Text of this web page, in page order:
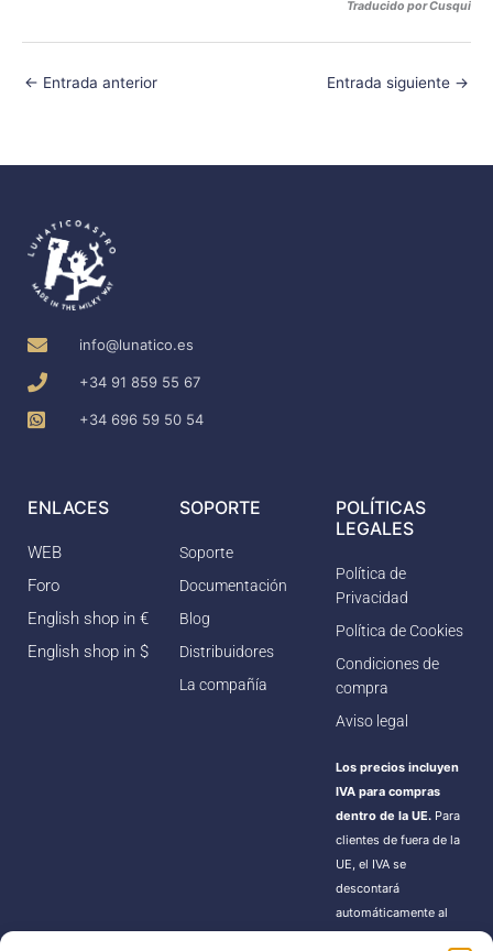
Traducido por Cusqui
← Entrada anterior Entrada siguiente →
info@lunatico.es
+34 91 859 55 67
+34 696 59 50 54
ENLACES
WEB
Foro
English shop in €
English shop in $
SOPORTE
Soporte
Documentación
Blog
Distribuidores
La compañía
POLÍTICAS
LEGALES
Política de
Privacidad
Política de Cookies
Condiciones de
compra
Aviso legal
Los precios incluyen
IVA para compras
dentro de la UE. Para
clientes de fuera de la
UE, el IVA se
descontará
automáticamente al